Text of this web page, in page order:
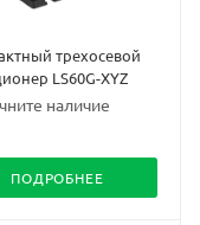
трехосевой
LS60G-XYZ
наличие
ПОДРОБНЕЕ